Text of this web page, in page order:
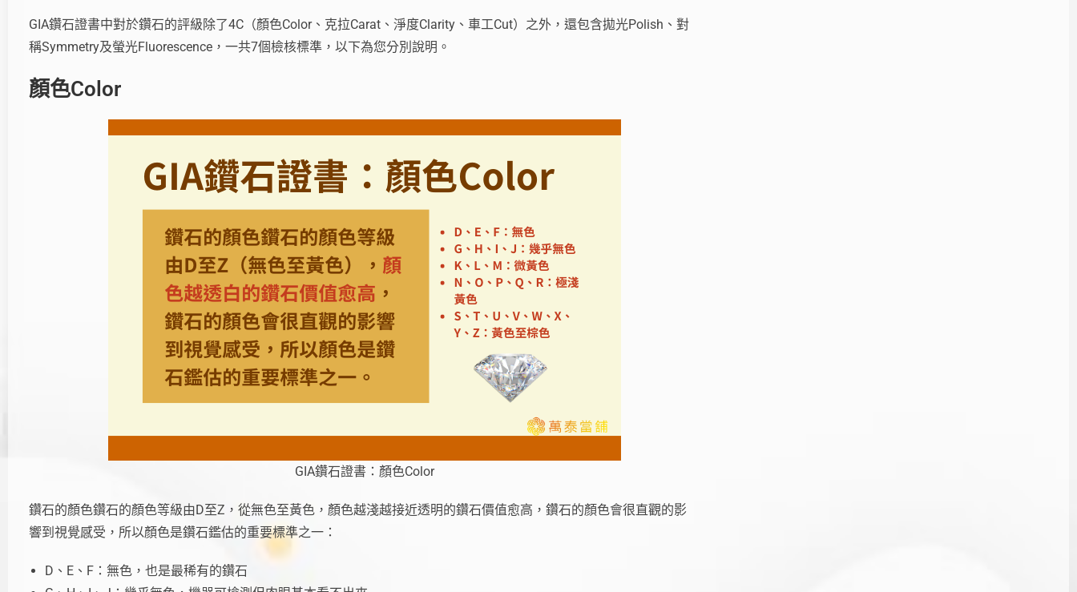
GIA鑽石證書中對於鑽石的評級除了4C（顏色Color、克拉Carat、淨度Clarity、車工Cut）之外，還包含拋光Polish、對
稱Symmetry及螢光Fluorescence，一共7個檢核標準，以下為您分別說明。
顏色Color
GIA鑽石證書：顏色Color
鑽石的顏色鑽石的顏色等級由D至Z，從無色至黃色，顏色越淺越接近透明的鑽石價值愈高，鑽石的顏色會很直觀的影
響到視覺感受，所以顏色是鑽石鑑估的重要標準之一：
D、E、F：無色，也是最稀有的鑽石